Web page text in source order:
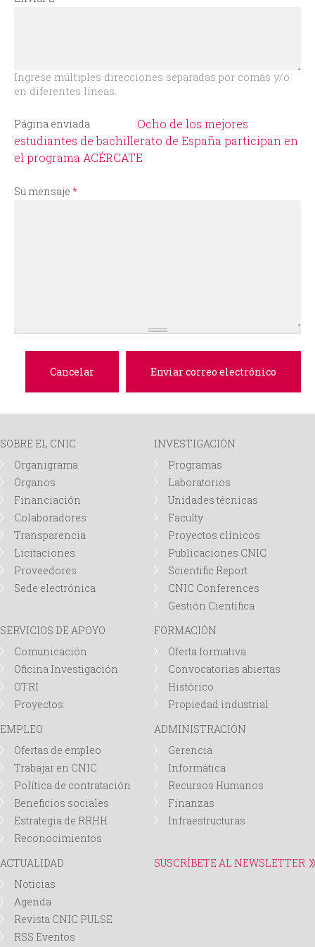
d
b
d
a
Ingrese múltiples direcciones separadas por comas y/o
en diferentes líneas.
Página enviada
Ocho de los mejores
estudiantes de bachillerato de España participan en
el programa ACÉRCATE
Su mensaje *
SOBRE EL CNIC
Organigrama
Órganos
Financiación
Colaboradores
Transparencia
Licitaciones
Proveedores
Sede electrónica
INVESTIGACIÓN
Programas
Laboratorios
Unidades técnicas
Faculty
Proyectos clínicos
Publicaciones CNIC
Scientific Report
CNIC Conferences
Gestión Científica
SERVICIOS DE APOYO
Comunicación
Oficina Investigación
OTRI
Proyectos
FORMACIÓN
Oferta formativa
Convocatorias abiertas
Histórico
Propiedad industrial
EMPLEO
Ofertas de empleo
Trabajar en CNIC
Política de contratación
Beneficios sociales
Estrategia de RRHH
Reconocimientos
ADMINISTRACIÓN
Gerencia
Informática
Recursos Humanos
Finanzas
Infraestructuras
ACTUALIDAD
Noticias
Agenda
Revista CNIC PULSE
RSS Eventos
SUSCRÍBETE AL NEWSLETTER